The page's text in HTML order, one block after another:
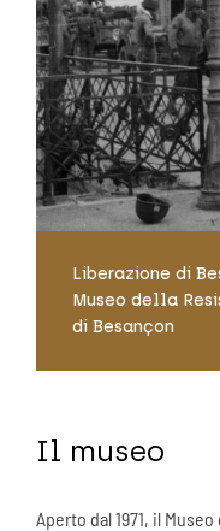
Liberazione di
Museo della
di Besançon
Il museo
Aperto dal 1971, il